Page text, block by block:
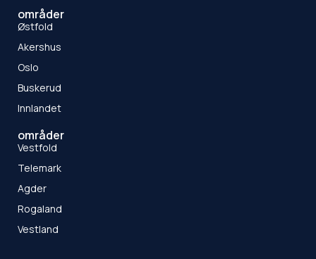
områder
Østfold
Akershus
Oslo
Buskerud
Innlandet
områder
Vestfold
Telemark
Agder
Rogaland
Vestland